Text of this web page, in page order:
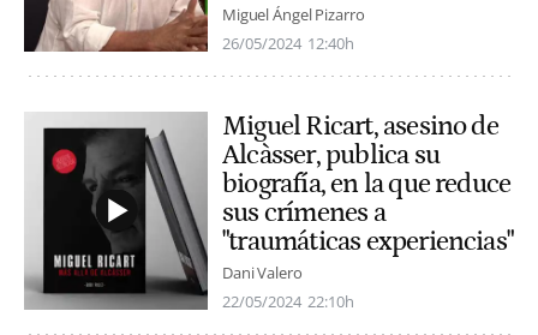
Miguel Ángel Pizarro
26/05/2024 12:40h
Miguel Ricart, asesino de
Alcàsser, publica su
biografía, en la que reduce
sus crímenes a
"traumáticas experiencias"
Dani Valero
22/05/2024 22:10h